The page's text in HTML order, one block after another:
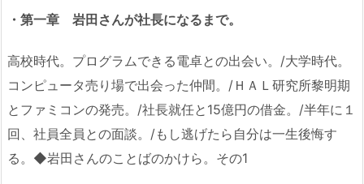
・第一章 岩田さんが社長になるまで。
高校時代。プログラムできる電卓との出会い。/大学時代。
コンピュータ売り場で出会った仲間。/ＨＡＬ研究所黎明期
とファミコンの発売。/社長就任と15億円の借金。/半年に１
回、社員全員との面談。/もし逃げたら自分は一生後悔す
る。◆岩田さんのことばのかけら。その1